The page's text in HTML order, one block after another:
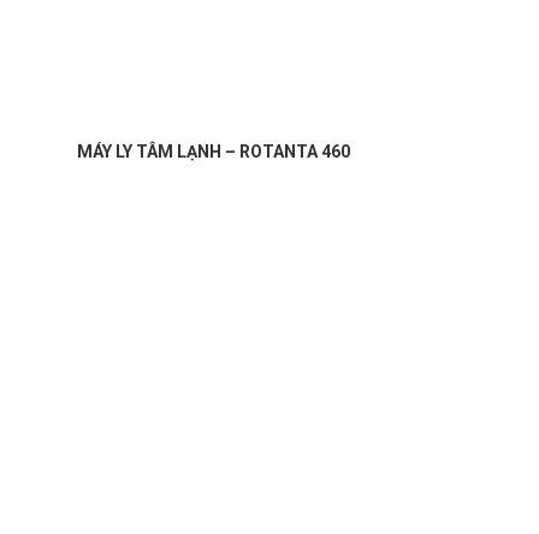
MÁY LY TÂM LẠNH – ROTANTA 460